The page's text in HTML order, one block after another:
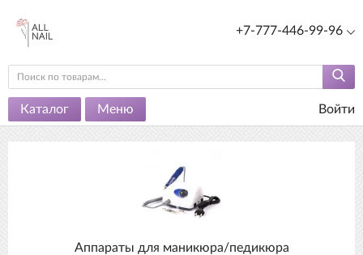
+7-777-446-99-96
Каталог Меню Войти
Аппараты для маникюра/педикюра